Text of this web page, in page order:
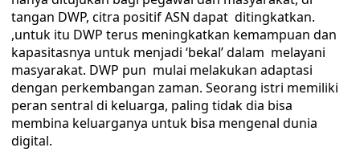
tangan DWP, citra positif ASN dapat ditingkatkan.
,untuk itu DWP terus meningkatkan kemampuan dan
kapasitasnya untuk menjadi ‘bekal’ dalam melayani
masyarakat. DWP pun mulai melakukan adaptasi
dengan perkembangan zaman. Seorang istri memiliki
peran sentral di keluarga, paling tidak dia bisa
membina keluarganya untuk bisa mengenal dunia
digital.